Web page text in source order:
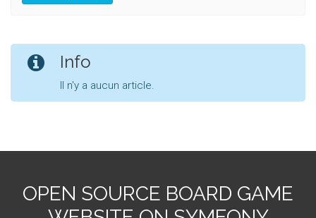
Info
Il n'y a aucun article.
OPEN SOURCE BOARD GAME